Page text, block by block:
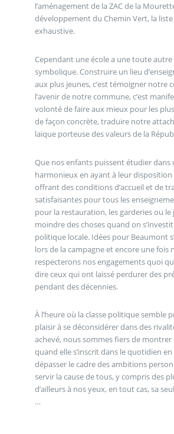
l’aménagement de la ZAC de la
développement du Chemin Vert, la liste
exhaustive.
Cependant une école a une toute
symbolique. Construire un lieu
aux plus jeunes, c’est témoigner notre
l’avenir de notre commune, c’est
volonté de faire aux mieux pour les plus
de façon concrète, traduire notre
laïque porteuse des valeurs de la
Que nos enfants puissent étudier dans
harmonieux en ayant à leur disposition
offrant des conditions d’accueil et de
satisfaisantes pour tous les
pour la restauration, les garderies ou le
moindre des choses quand on
politique locale. Idées pour Beaumont
lors de la campagne et encore une fois
respecterons nos engagements quoi
dire ceux qui ont laissé perdurer des
pendant des décennies.
À l’heure où la classe politique semble
plaisir à se déconsidérer dans des
achevé, nous sommes fiers de
quand elle s’inscrit dans le quotidien
dépasser le cadre des ambitions
servir la cause de tous, y compris des
d’ailleurs à nos yeux, en tout cas, sa
…